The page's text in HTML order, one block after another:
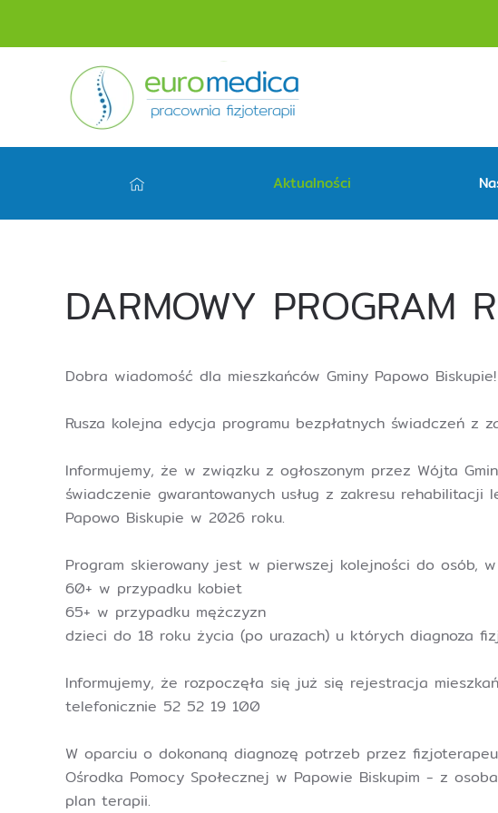
Aktualności
DARMOWY PROGRAM
Dobra wiadomość dla mieszkańców Gminy Papowo Biskupie!
Rusza kolejna edycja programu bezpłatnych świadczeń z
Informujemy, że w związku z ogłoszonym przez Wójta
świadczenie gwarantowanych usług z zakresu
Papowo Biskupie w 2026 roku.
Program skierowany jest w pierwszej kolejności do osób,
60+ w przypadku kobiet
65+ w przypadku mężczyzn
dzieci do 18 roku życia (po urazach) u których diagnoza
Informujemy, że rozpoczęła się już się rejestracja
telefonicznie 52 52 19 100
W oparciu o dokonaną diagnozę potrzeb przez
Ośrodka Pomocy Społecznej w Papowie Biskupim - z
plan terapii.